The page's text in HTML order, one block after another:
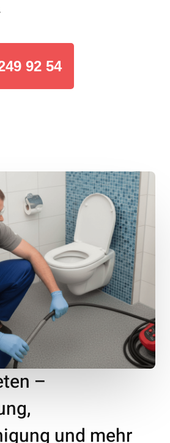
92 54
–
und mehr